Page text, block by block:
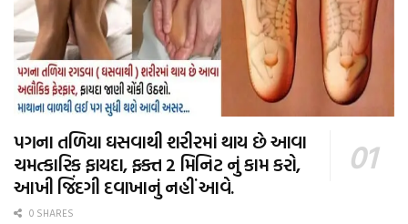
પગના તળિયા ઘસવાથી શરીરમાં થાય છે આવા
ચમત્કારિક ફાયદા, ફક્ત 2 મિનિટ નું કામ કરો,
આખી જિંદગી દવાખાનું નહીં આવે.
0 SHARES